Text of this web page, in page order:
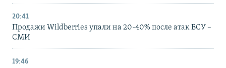
20:41
Продажи Wildberries упали на 20-40% после атак ВСУ –
СМИ
19:46